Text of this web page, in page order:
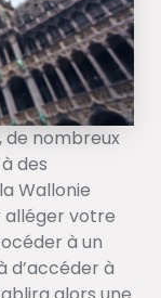
de nombreux
des
Wallonie
alléger votre
à un
d’accéder à